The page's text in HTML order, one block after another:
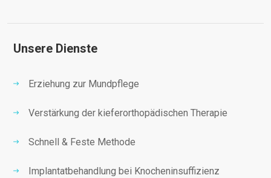
Unsere Dienste
Erziehung zur Mundpflege
Verstärkung der kieferorthopädischen Therapie
Schnell & Feste Methode
Implantatbehandlung bei Knocheninsuffizienz